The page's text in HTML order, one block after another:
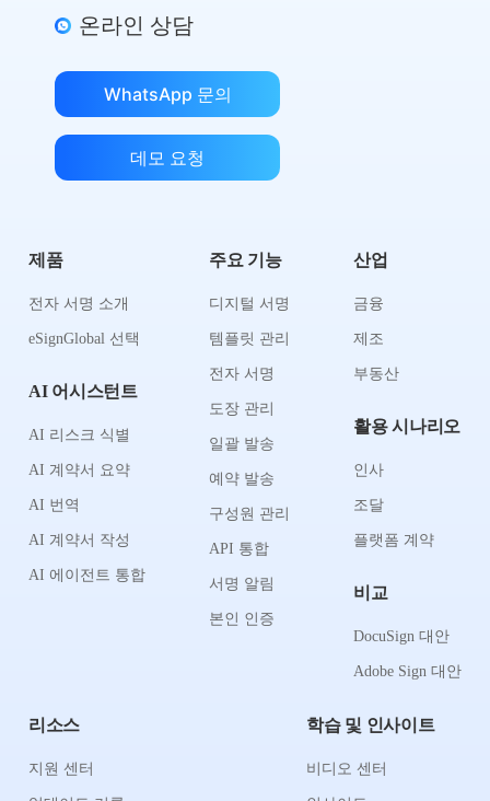
온라인 상담
WhatsApp 문의
데모 요청
제품
전자 서명 소개
eSignGlobal 선택
AI 어시스턴트
AI 리스크 식별
AI 계약서 요약
AI 번역
AI 계약서 작성
AI 에이전트 통합
주요 기능
디지털 서명
템플릿 관리
전자 서명
도장 관리
일괄 발송
예약 발송
구성원 관리
API 통합
서명 알림
본인 인증
산업
금융
제조
부동산
활용 시나리오
인사
조달
플랫폼 계약
비교
DocuSign 대안
Adobe Sign 대안
리소스
지원 센터
학습 및 인사이트
비디오 센터